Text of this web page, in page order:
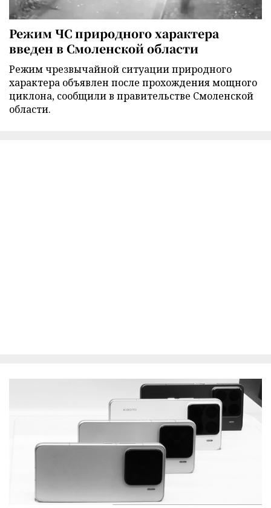
Режим ЧС природного характера
введен в Смоленской области
Режим чрезвычайной ситуации природного
характера объявлен после прохождения мощного
циклона, сообщили в правительстве Смоленской
области.